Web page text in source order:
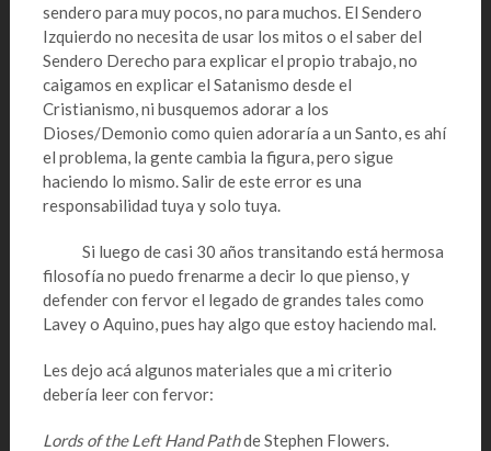
sendero para muy pocos, no para muchos. El Sendero
Izquierdo no necesita de usar los mitos o el saber del
Sendero Derecho para explicar el propio trabajo, no
caigamos en explicar el Satanismo desde el
Cristianismo, ni busquemos adorar a los
Dioses/Demonio como quien adoraría a un Santo, es ahí
el problema, la gente cambia la figura, pero sigue
haciendo lo mismo. Salir de este error es una
responsabilidad tuya y solo tuya.
Si luego de casi 30 años transitando está hermosa
filosofía no puedo frenarme a decir lo que pienso, y
defender con fervor el legado de grandes tales como
Lavey o Aquino, pues hay algo que estoy haciendo mal.
Les dejo acá algunos materiales que a mi criterio
debería leer con fervor:
Lords of the Left Hand Pathde Stephen Flowers.